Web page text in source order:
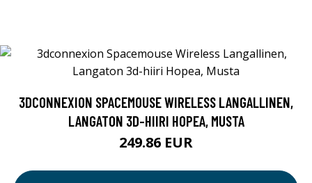
3DCONNEXION SPACEMOUSE WIRELESS LANGALLINEN,
LANGATON 3D-HIIRI HOPEA, MUSTA
249.86 EUR